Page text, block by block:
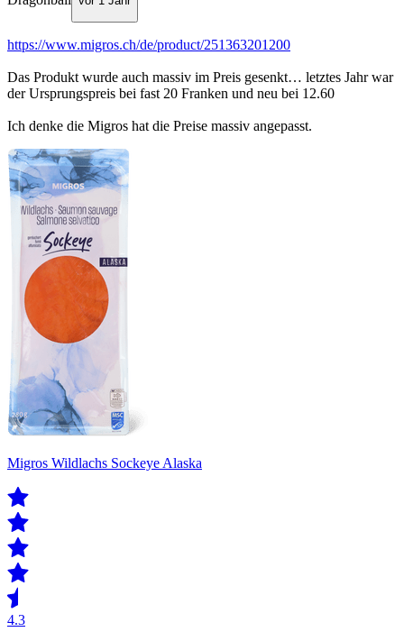
https://www.migros.ch/de/product/251363201200
Das Produkt wurde auch massiv im Preis gesenkt… letztes Jahr war
der Ursprungspreis bei fast 20 Franken und neu bei 12.60
Ich denke die Migros hat die Preise massiv angepasst.
Migros Wildlachs Sockeye Alaska
4.3